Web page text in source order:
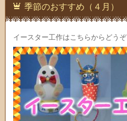
季節のおすすめ（４月）
イースター工作はこちらからどうぞ